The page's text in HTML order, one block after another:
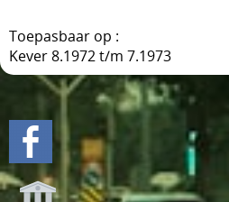
Toepasbaar op :
Kever 8.1972 t/m 7.1973